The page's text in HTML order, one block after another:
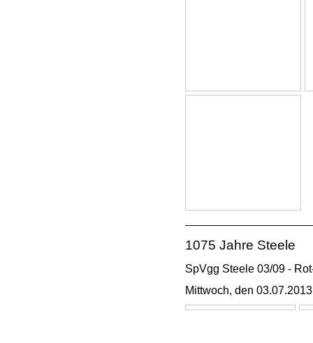
1075 Jahre Steele
SpVgg Steele 03/09 -
Mittwoch, den 03.07.2013